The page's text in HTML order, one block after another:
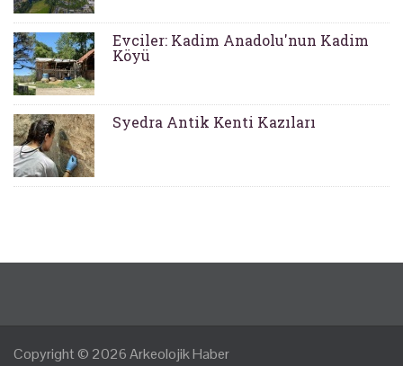
Evciler: Kadim Anadolu'nun Kadim
Köyü
Syedra Antik Kenti Kazıları
Copyright © 2026Arkeolojik Haber